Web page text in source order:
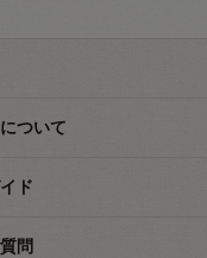
ついて
ド
問